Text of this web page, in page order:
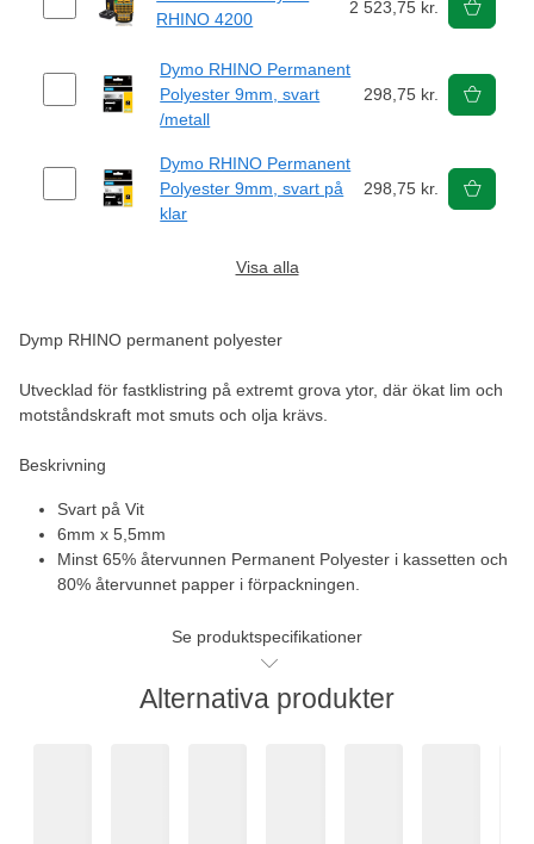
Dymp RHINO permanent polyester
Utvecklad för fastklistring på extremt grova ytor, där ökat lim och
motståndskraft mot smuts och olja krävs.
Beskrivning
Svart på Vit
6mm x 5,5mm
Minst 65% återvunnen Permanent Polyester i kassetten och
80% återvunnet papper i förpackningen.
Se produktspecifikationer
RHINO 4200
2 523,75 kr.
Dymo RHINO Permanent
Polyester 9mm, svart
/metall
298,75 kr.
Dymo RHINO Permanent
Polyester 9mm, svart på
klar
298,75 kr.
Visa alla
Alternativa produkter